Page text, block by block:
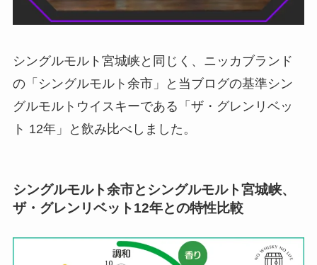
シングルモルト宮城峡と同じく、ニッカブランド
の「シングルモルト余市」と当ブログの基準シン
グルモルトウイスキーである「ザ・グレンリベッ
ト 12年」と飲み比べしました。
シングルモルト余市とシングルモルト宮城峡、
ザ・グレンリベット12年との特性比較